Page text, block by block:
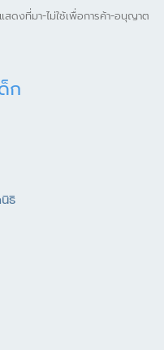
งที่มา-ไม่ใช้เพื่อการค้า-อนุญาต
ก
ธิ